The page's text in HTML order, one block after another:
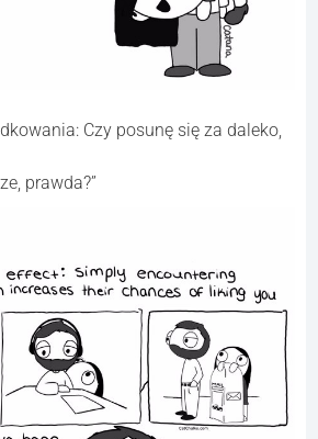
Czy posunę się za daleko,
prawda?”